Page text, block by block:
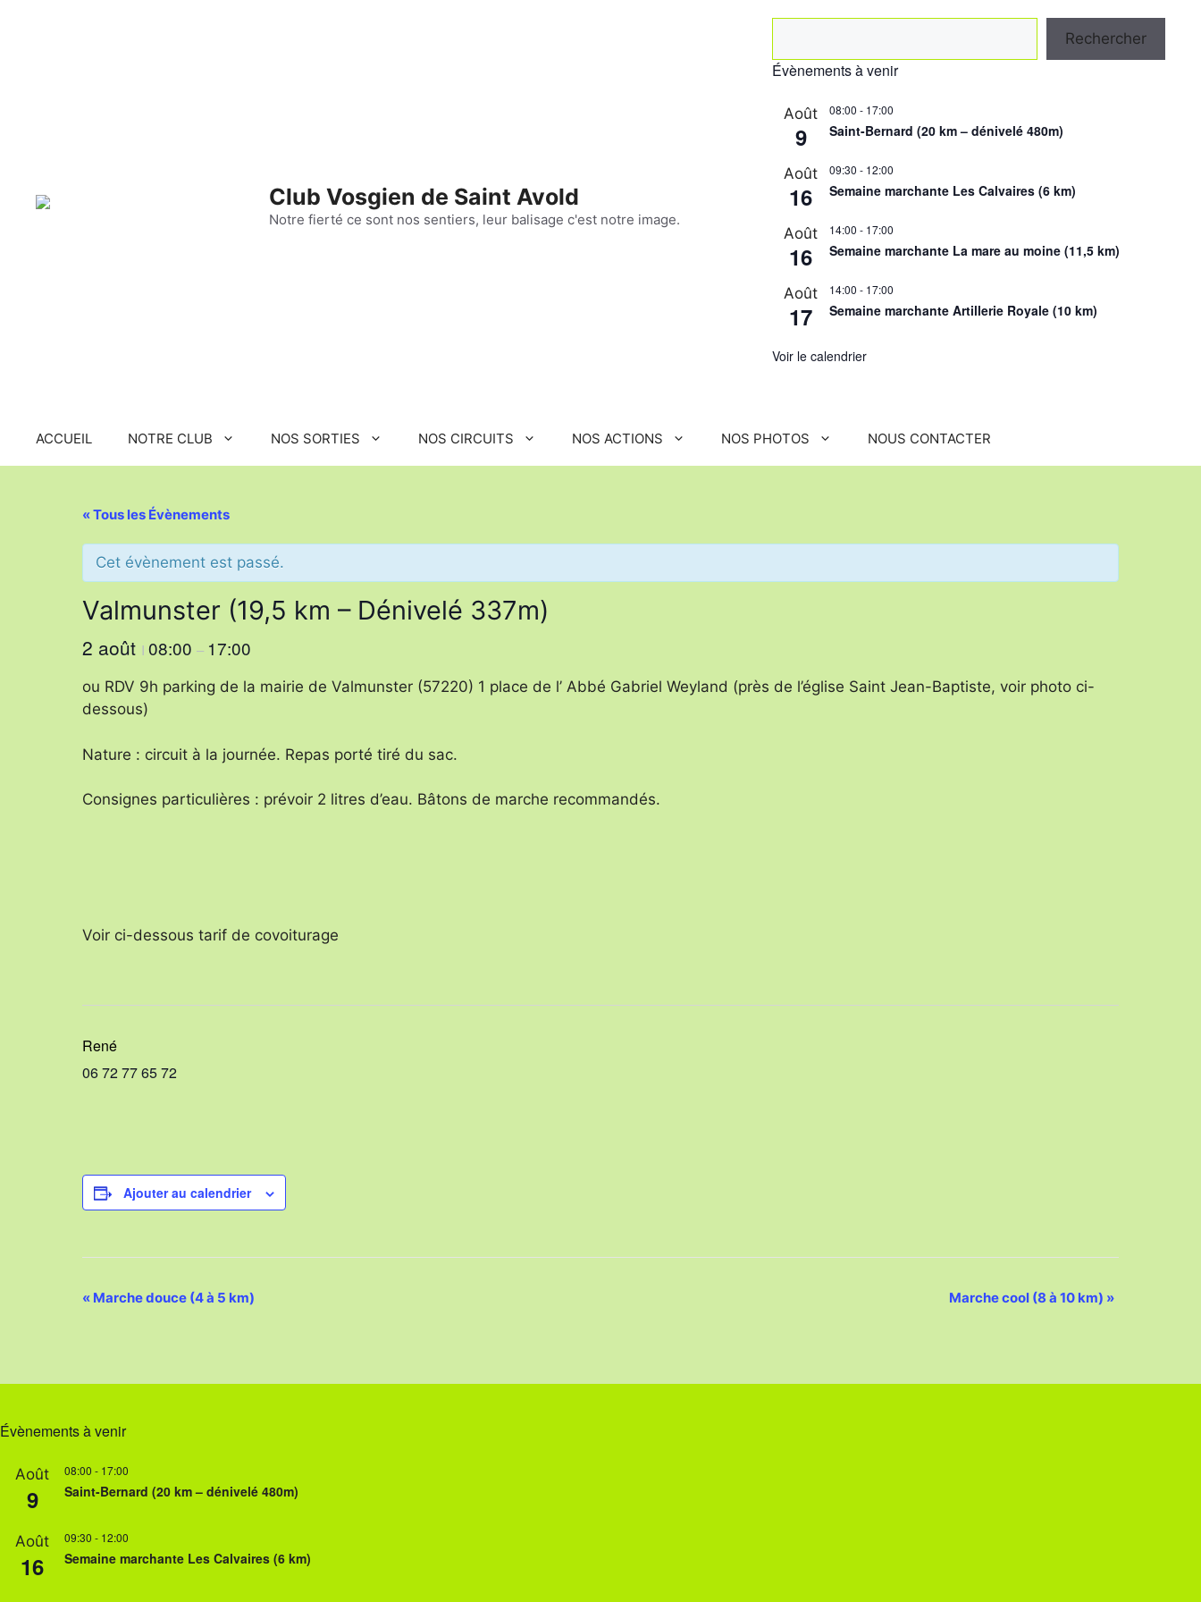
Club Vosgien de Saint Avold
Notre fierté ce sont nos sentiers, leur balisage c'est notre image.
Rechercher
Évènements à venir
Août
9
08:00 - 17:00
Saint-Bernard (20 km – dénivelé 480m)
Août
16
09:30 - 12:00
Semaine marchante Les Calvaires (6 km)
Août
16
14:00 - 17:00
Semaine marchante La mare au moine (11,5 km)
Août
17
14:00 - 17:00
Semaine marchante Artillerie Royale (10 km)
Voir le calendrier
ACCUEIL NOTRE CLUB NOS SORTIES NOS CIRCUITS NOS ACTIONS NOS PHOTOS NOUS CONTACTER
« Tous les Évènements
Cet évènement est passé.
Valmunster (19,5 km – Dénivelé 337m)
2 août I 08:00 – 17:00
ou RDV 9h parking de la mairie de Valmunster (57220) 1 place de l’ Abbé Gabriel Weyland (près de l’église Saint Jean-Baptiste, voir photo ci-
dessous)
Nature : circuit à la journée. Repas porté tiré du sac.
Consignes particulières : prévoir 2 litres d’eau. Bâtons de marche recommandés.
Voir ci-dessous tarif de covoiturage
René
06 72 77 65 72
Ajouter au calendrier
N
i
g
t
o
« Marche douce (4 à 5 km) Marche cool (8 à 10 km) »
Évènements à venir
Août
9
08:00 - 17:00
Saint-Bernard (20 km – dénivelé 480m)
Août
16
09:30 - 12:00
Semaine marchante Les Calvaires (6 km)